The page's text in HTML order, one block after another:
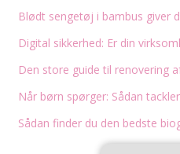
Blødt sengetøj i bambus giver
Digital sikkerhed: Er din
Den store guide til renovering
Når børn spørger: Sådan
Sådan finder du den bedste